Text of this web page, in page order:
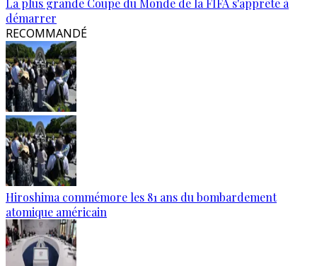
La plus grande Coupe du Monde de la FIFA s'apprête à
démarrer
RECOMMANDÉ
Hiroshima commémore les 81 ans du bombardement
atomique américain